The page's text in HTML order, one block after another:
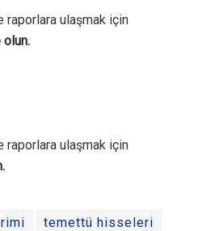
raporlara ulaşmak için
olun.
raporlara ulaşmak için
temettü hisseleri